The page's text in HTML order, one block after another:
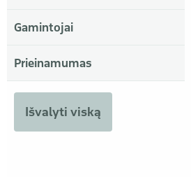
Gamintojai
Prieinamumas
Išvalyti viską